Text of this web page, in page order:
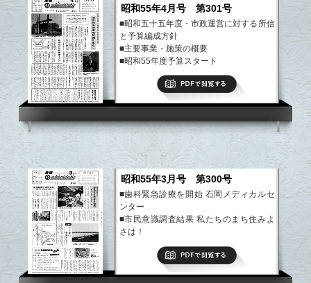
昭和55年4月号 第301号
■昭和五十五年度・市政運営に対する所信
と予算編成方針
■主要事業・施策の概要
■昭和55年度予算スタート
■まちのできごと
■市史編さんだより
PDFで閲覧する
昭和55年3月号 第300号
■歯科緊急診療を開始 石岡メディカルセ
ンター
■市民意識調査結果 私たちのまち住みよ
さは！
■まちのできごと
■市史編さんだより
■期待される新しいエネルギー開発